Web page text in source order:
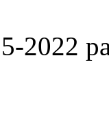
2022